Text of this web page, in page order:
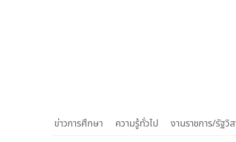
ข่าวการศึกษา ความรู้ทั่วไป งานราชการ/รัฐวิ